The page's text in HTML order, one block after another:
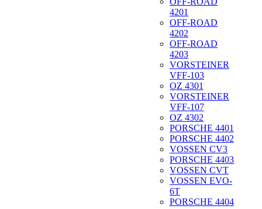
4201
OFF-ROAD
4202
OFF-ROAD
4203
VORSTEINER
VFF-103
OZ 4301
VORSTEINER
VFF-107
OZ 4302
PORSCHE 4401
PORSCHE 4402
VOSSEN CV3
PORSCHE 4403
VOSSEN CVT
VOSSEN EVO-
6T
PORSCHE 4404